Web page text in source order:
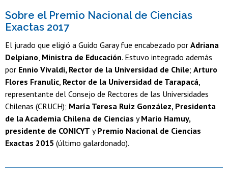
Sobre el Premio Nacional de Ciencias
Exactas 2017
El jurado que eligió a Guido Garay fue encabezado por Adriana
Delpiano, Ministra de Educación. Estuvo integrado además
por Ennio Vivaldi, Rector de la Universidad de Chile; Arturo
Flores Franulic, Rector de la Universidad de Tarapacá,
representante del Consejo de Rectores de las Universidades
Chilenas (CRUCH); María Teresa Ruíz González, Presidenta
de la Academia Chilena de Ciencias yMario Hamuy,
presidente de CONICYT yPremio Nacional de Ciencias
Exactas 2015 (último galardonado).